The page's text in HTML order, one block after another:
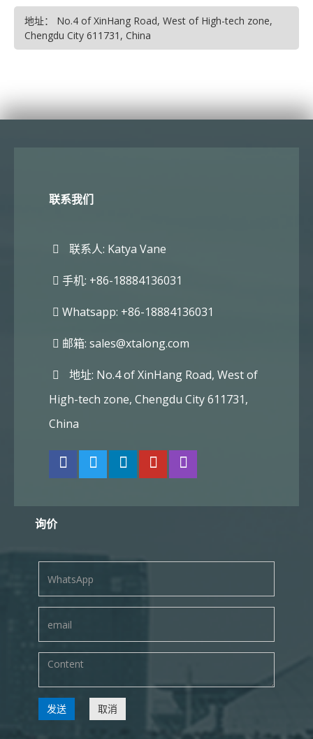
地址： No.4 of XinHang Road, West of High-tech zone,
Chengdu City 611731, China
联系我们
联系人: Katya Vane
手机: +86-18884136031
Whatsapp: +86-18884136031
邮箱: sales@xtalong.com
地址: No.4 of XinHang Road, West of
High-tech zone, Chengdu City 611731,
China
询价
发送 取消